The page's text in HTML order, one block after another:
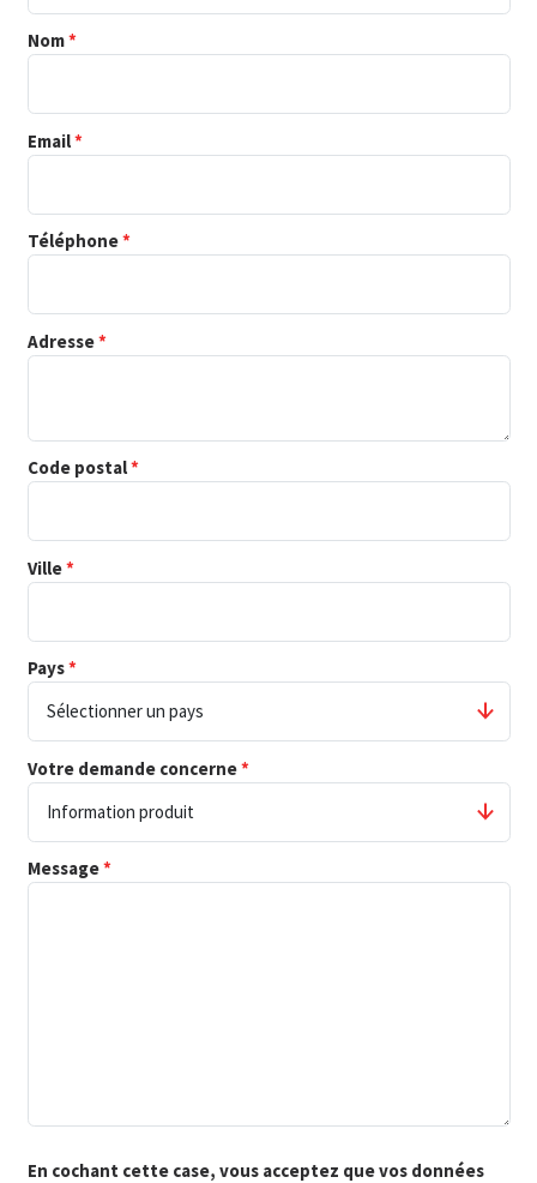
Nom
Email
Téléphone
Adresse
Code postal
Ville
Pays
Votre demande concerne
Message
En cochant cette case, vous acceptez que vos données